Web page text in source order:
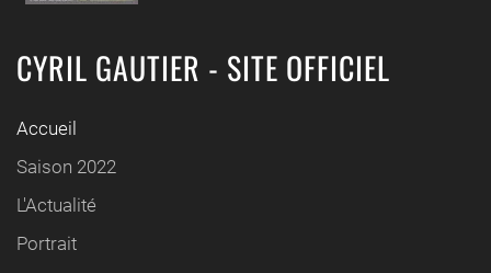
CYRIL GAUTIER - SITE OFFICIEL
Accueil
Saison 2022
L'Actualité
Portrait